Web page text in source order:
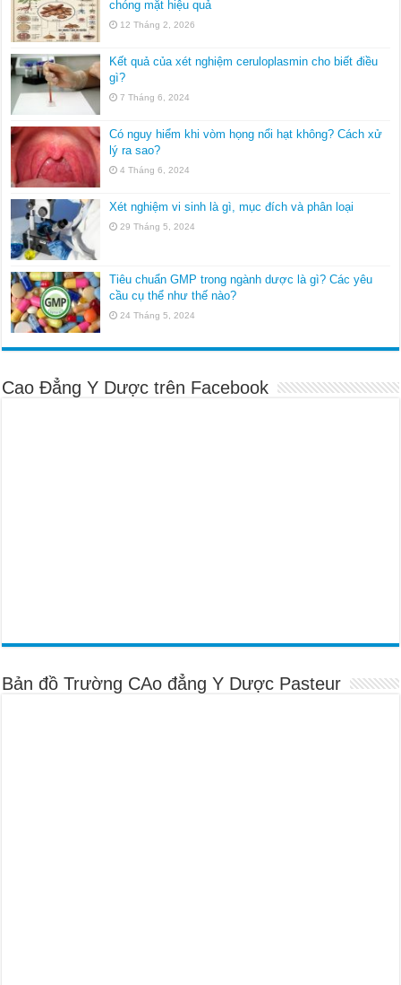
chóng mặt hiệu quả
12 Tháng 2, 2026
Kết quả của xét nghiệm ceruloplasmin cho biết điều
gì?
7 Tháng 6, 2024
Có nguy hiểm khi vòm họng nổi hạt không? Cách xử
lý ra sao?
4 Tháng 6, 2024
Xét nghiệm vi sinh là gì, mục đích và phân loại
29 Tháng 5, 2024
Tiêu chuẩn GMP trong ngành dược là gì? Các yêu
cầu cụ thể như thế nào?
24 Tháng 5, 2024
Cao Đẳng Y Dược trên Facebook
Bản đồ Trường CAo đẳng Y Dược Pasteur